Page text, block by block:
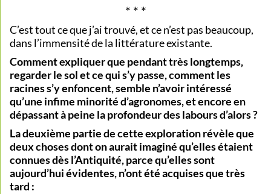
* * *
C’est tout ce que j’ai trouvé, et ce n’est pas beaucoup,
dans l’immensité de la littérature existante.
Comment expliquer que pendant très longtemps,
regarder le sol et ce qui s’y passe, comment les
racines s’y enfoncent, semble n’avoir intéressé
qu’une infime minorité d’agronomes, et encore en
dépassant à peine la profondeur des labours d’alors ?
La deuxième partie de cette exploration révèle que
deux choses dont on aurait imaginé qu’elles étaient
connues dès l’Antiquité, parce qu’elles sont
aujourd’hui évidentes, n’ont été acquises que très
tard :